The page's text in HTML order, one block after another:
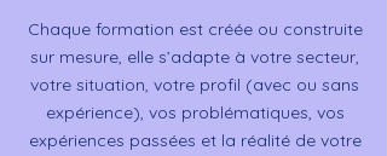
Chaque formation est créée ou construite
sur mesure, elle s’adapte à votre secteur,
votre situation, votre profil (avec ou sans
expérience), vos problématiques, vos
expériences passées et la réalité de votre